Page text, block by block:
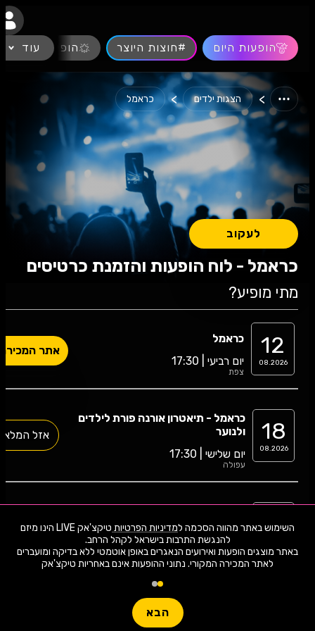
השימוש באתר מהווה הסכמה למדיניות הפרטיות
טיקצ'אק LIVE הינו מיזם
באתר מוצגים הופעות ואירועים הנאגרים באופן אוטמטי ללא בדיקה ומועברים
לאתר המכירה המקורי. נתוני ההופעות אינם באחריות טיקצ'אק
הבא
הופעות היום #חוצות היוצר הופעות חיות
עוד
> הצגות ילדים > כראמל
כראמל - לוח הופעות והזמנת כרטיסים
לעקוב
מתי מופיע?
12
08.2026
כראמל
יום רביעי | 17:30
צפת
אתר המכירה
18
08.2026
כראמל - תיאטרון אורנה פורת לילדים
ולנוער
יום שלישי | 17:30
עפולה
אזל המלאי
24
ולנוער
יום שני | 11:00
תל אביב
אתר המכירה
ילדים- כראמל 3